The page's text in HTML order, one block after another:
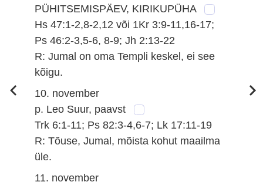
PÜHITSEMISPÄEV, KIRIKUPÜHA
Hs 47:1-2,8-2,12 või 1Kr 3:9-11,16-17;
Ps 46:2-3,5-6, 8-9; Jh 2:13-22
R: Jumal on oma Templi keskel, ei see
kõigu.
10. november
p. Leo Suur, paavst
Trk 6:1-11; Ps 82:3-4,6-7; Lk 17:11-19
R: Tõuse, Jumal, mõista kohut maailma
üle.
11. november